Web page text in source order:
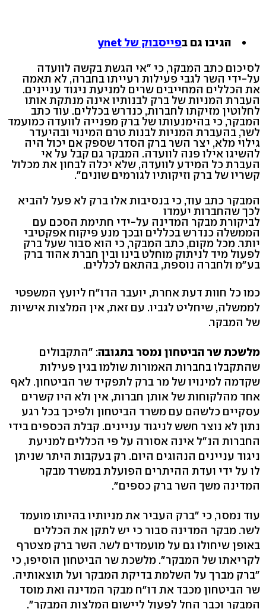
הגיבו גם בפייסבוק של ynet
לסיכום כתב המבקר, כי "אי הגשת בקשה לוועדה
על-ידי השר לגבי פעילות רעייתו בחברה, לא תאמה
את הכללים המחייבים שרים למניעת ניגוד עניינים.
העברת המניות של ברק לבנותיו אינה מנתקת אותו
לחלוטין מזיקתו לחברות, כנדרש בכללים. עוד כתב
המבקר, כי בהימנעותו של ברק מפנייה לוועדה כמועמד
לשר, בהעברת המניות לבנות טרם המינוי ובהיעדר
גילוי מלא, יצר השר ברק הסדר שספק אם יכול היה
להשיגו אילו פנה לוועדה. המבקר גם קבל על אי
העברת כל המידע לוועדה, שלא יכלה לבחון את מכלול
קשריו של ברק וזיקותיו לגורמים שונים".
המבקר כתב עוד, כי בנסיבות אלו ברק לא פעל להביא
לכך שהחברות יעמדו
לביקורת מבקר המדינה על-ידי חתימת הסכם עם
הממשלה כנדרש בכללים ובכך מנע פיקוח אפקטיבי
יותר. מכל מקום, כתב המבקר, כי הוא סבור שעל ברק
לפעול מיד לניתוק מוחלט בינו ובין חברת אהוד ברק
בע"מ ולחברה נוספת, בהתאם לכללים.
כמו כל חוות דעת אחרת, יועבר הדו"ח ליועץ המשפטי
לממשלה, שיחליט לגביו. עם זאת, אין המלצות אישיות
של המבקר.
מלשכת שר הביטחון נמסר בתגובה: "התקבולים
שהתקבלו בחברות האמורות שולמו בגין פעילות
שקדמה למינויו של מר ברק לתפקיד שר הביטחון. לאף
אחד מהלקוחות של אותן חברות, אין ולא היו קשרים
עסקיים כלשהם עם משרד הביטחון ולפיכך בכל רגע
נתון לא נוצר חשש לניגוד עניינים. קבלת הכספים בידי
החברות הנ"ל אינה אסורה על פי הכללים למניעת
ניגוד עניינים הנהוגים היום. רק בעקבות היתר שניתן
לו על ידי ועדת ההיתרים הפועלת במשרד מבקר
המדינה משך השר ברק כספים".
עוד נמסר, כי "ברק העביר את מניותיו בהיותו מועמד
לשר. מבקר המדינה סבור כי יש לתקן את הכללים
באופן שיחולו גם על מועמדים לשר. השר ברק מצטרף
לקריאתו של המבקר". מלשכת שר הביטחון הוסיפו, כי
"ברק מברך על השלמת בדיקת המבקר ועל תוצאותיה.
שר הביטחון מכבד את דו"ח מבקר המדינה ואת מוסד
המבקר וכבר החל לפעול ליישום המלצות המבקר".